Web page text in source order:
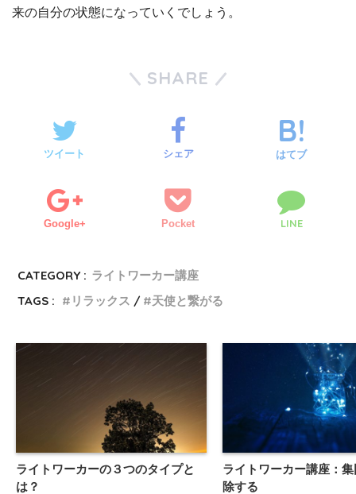
来の自分の状態になっていくでしょう。
SHARE
ツイート シェア はてブ
Google+ Pocket LINE
CATEGORY : ライトワーカー講座
TAGS :
リラックス 天使と繋がる
ライトワーカーの３つのタイプと
は？
ライトワーカー講座：
除する